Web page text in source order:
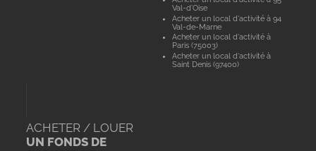
Val-d'Oise
Acheter un local d'activité à 94
Val-de-Marne
Acheter un local d'activité à
Paris (75003)
Acheter un local d'activité à
Saint Denis (97400)
ACHETER / LOUER
UN FONDS DE